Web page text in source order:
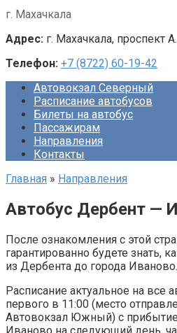
г. Махачкала
Адрес: г. Махачкала, проспект
Телефон: +7 (8722) 60-19-42
Автовокзал Северный
Расписание автобусов
Билеты на автобус
Пассажирам
Направления
Контакты
Главная » Направления
Автобус Дербент —
После ознакомления с этой
гарантированно будете знать,
из Дербента до города Иваново.
Расписание актуальное на все
первого в 11:00 (место
Автовокзал Южный) с